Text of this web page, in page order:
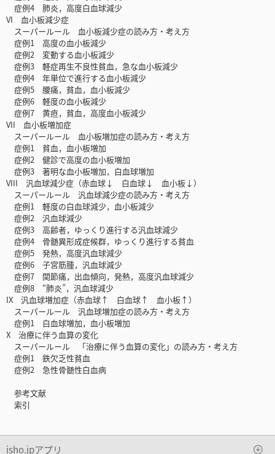
症例4 肺炎，高度白血球減少
VI 血小板減少症
スーパールール 血小板減少症の読み方・考え方
症例1 高度の血小板減少
症例2 変動する血小板減少
症例3 軽症再生不良性貧血，急な血小板減少
症例4 年単位で進行する血小板減少
症例5 腰痛，貧血，血小板減少
症例6 軽度の血小板減少
症例7 黄疸，貧血，高度血小板減少
VII 血小板増加症
スーパールール 血小板増加症の読み方・考え方
症例1 貧血，血小板増加
症例2 健診で高度の血小板増加
症例3 著明な血小板増加，白血球増加
VIII 汎血球減少症（赤血球↓ 白血球↓ 血小板↓）
スーパールール 汎血球減少症の読み方・考え方
症例1 軽度の白血球減少，血小板減少
症例2 汎血球減少
症例3 高齢者，ゆっくり進行する汎血球減少
症例4 骨髄異形成症候群，ゆっくり進行する貧血
症例5 発熱，高度汎血球減少
症例6 子宮筋腫，汎血球減少
症例7 関節痛，出血傾向，発熱，高度汎血球減少
症例8 “肺炎”，汎血球減少
IX 汎血球増加症（赤血球↑ 白血球↑ 血小板↑）
スーパールール 汎血球増加症の読み方・考え方
症例1 白血球増加，血小板増加
X 治療に伴う血算の変化
スーパールール 「治療に伴う血算の変化」の読み方・考え方
症例1 鉄欠乏性貧血
症例2 急性骨髄性白血病
参考文献
索引
isho.jpアプリ